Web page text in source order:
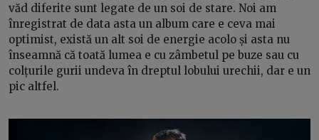
văd diferite sunt legate de un soi de stare. Noi am
înregistrat de data asta un album care e ceva mai
optimist, există un alt soi de energie acolo și asta nu
înseamnă că toată lumea e cu zâmbetul pe buze sau cu
colțurile gurii undeva în dreptul lobului urechii, dar e un
pic altfel.